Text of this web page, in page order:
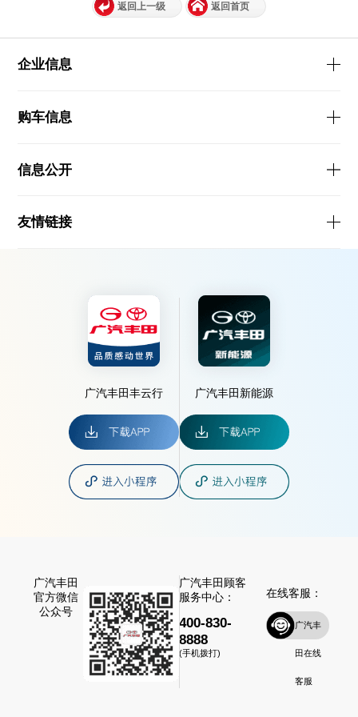
返回上一级 返回首页
企业信息
购车信息
信息公开
友情链接
广汽丰田丰云行 广汽丰田新能源
广汽丰田
官方微信
公众号
广汽丰田顾客
服务中心：
400-830-
8888
(手机拨打)
在线客服：
广汽丰
田在线
客服